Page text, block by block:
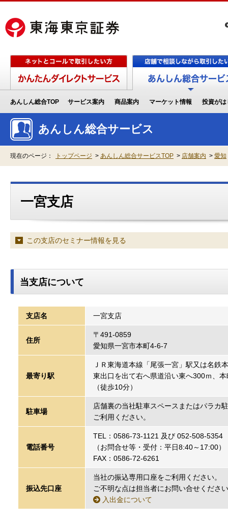
あんしん総合TOP サービス案内 商品案内 マーケット情報 投資がは
あんしん総合サービス
現在のページ： トップページ > あんしん総合サービスTOP > 店舗案内 > 愛知
一宮支店
この支店のセミナー情報を見る
当支店について
支店名 一宮支店
住所
〒491-0859
愛知県一宮市本町4-6-7
最寄り駅
ＪＲ東海道本線「尾張一宮」駅又は名鉄
東出口を出て右へ県道沿い東へ300ｍ、
（徒歩10分）
駐車場
店舗裏の当社駐車スペースまたはパラカ
ご利用ください。
電話番号
TEL：0586-73-1121 及び 052-508-5354
（お問合せ等・受付：平日8:40～17:00）
FAX：0586-72-6261
振込先口座
当社の振込専用口座をご利用ください。
ご不明な点は担当者にお問い合せくださ
入出金について